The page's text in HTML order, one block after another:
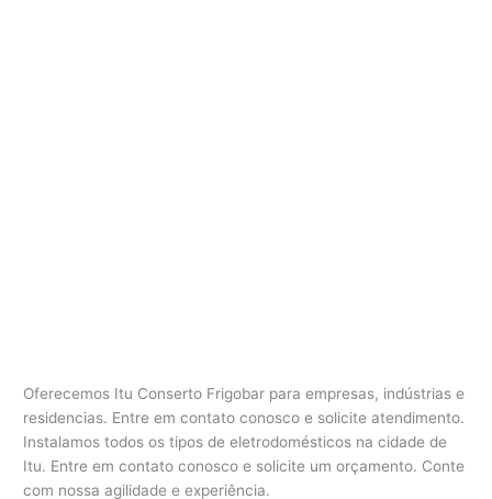
Oferecemos Itu Conserto Frigobar para empresas, indústrias e
residencias. Entre em contato conosco e solicite atendimento.
Instalamos todos os tipos de eletrodomésticos na cidade de
Itu. Entre em contato conosco e solicite um orçamento. Conte
com nossa agilidade e experiência.